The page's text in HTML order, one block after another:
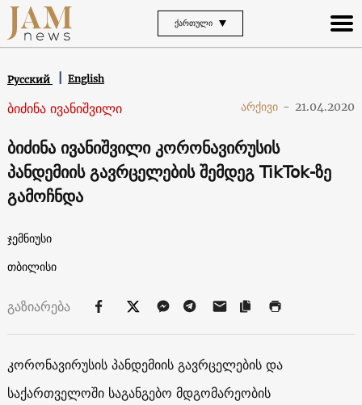
ᲥᲐᲠᲗᲣᲚᲘ
Русский English
ბიძინა ივანიშვილი არქივი - 21.04.2020
ბიძინა ივანიშვილი კორონავირუსის
პანდემიის გავრცელების შემდეგ TikTok-ზე
გამოჩნდა
ჯემნიუსი
თბილისი
გაზიარება
კორონავირუსის პანდემიის გავრცელების და
საქართველოში საგანგებო მდგომარეობის